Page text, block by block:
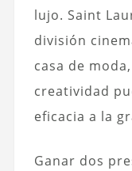
lujo. Saint
división
casa de
creatividad
eficacia a la
Ganar dos